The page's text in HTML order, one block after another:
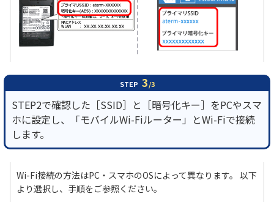
STEP 3/3
STEP2で確認した［SSID］と［暗号化キー］をPCやスマ
ホに設定し、「モバイルWi-Fiルーター」とWi-Fiで接続
します。
Wi-Fi接続の方法はPC・スマホのOSによって異なります。 以下
より選択し、手順をご参照ください。